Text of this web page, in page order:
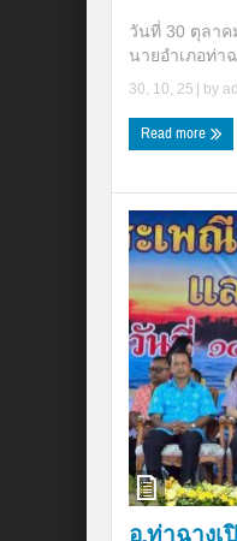
วันที่ 30 ตุลาค
นายอำเภอท่า
30, 10, 25 | by
Read more
อ.ท่าฉาง